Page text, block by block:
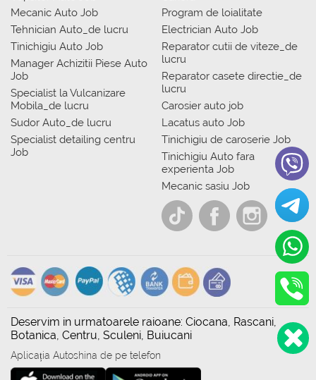
Mecanic Auto Job
Tehnician Auto_de lucru
Tinichigiu Auto Job
Manager Achizitii Piese Auto
Job
Specialist la Vulcanizare
Mobila_de lucru
Sudor Auto_de lucru
Specialist detailing centru
Job
Program de loialitate
Electrician Auto Job
Reparator cutii de viteze_de
lucru
Reparator casete directie_de
lucru
Carosier auto job
Lacatus auto Job
Tinichigiu de caroserie Job
Tinichigiu Auto fara
experienta Job
Mecanic sasiu Job
Deservim in urmatoarele raioane: Ciocana, Rascani,
Botanica, Centru, Sculeni, Buiucani
Aplicația Autoshina de pe telefon